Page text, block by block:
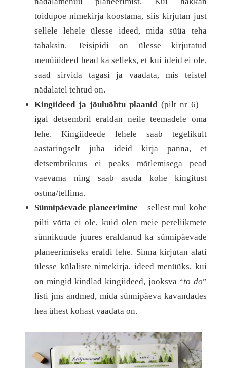
toidupoe nimekirja koostama, siis kirjutan just
sellele lehele ülesse ideed, mida süüa teha
tahaksin. Teisipidi on ülesse kirjutatud
menüüideed head ka selleks, et kui ideid ei ole,
saad sirvida tagasi ja vaadata, mis teistel
nädalatel tehtud on.
Kingiideed ja jõuluõhtu plaanid (pilt nr 6) –
igal detsembril eraldan neile teemadele oma
lehe. Kingiideede lehele saab tegelikult
aastaringselt juba ideid kirja panna, et
detsembrikuus ei peaks mõtlemisega pead
vaevama ning saab asuda kohe kingitust
ostma/tellima.
Sünnipäevade planeerimine – sellest mul kohe
pilti võtta ei ole, kuid olen meie pereliikmete
sünnikuude juures eraldanud ka sünnipäevade
planeerimiseks eraldi lehe. Sinna kirjutan alati
ülesse külaliste nimekirja, ideed menüüks, kui
on mingid kindlad kingiideed, jooksva “to do”
listi jms andmed, mida sünnipäeva kavandades
hea ühest kohast vaadata on.